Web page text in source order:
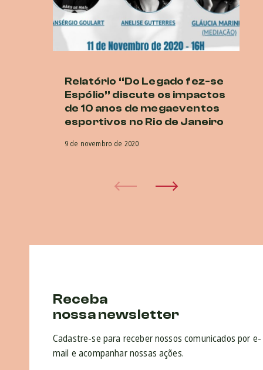
Relatório “Do Legado fez-se
Espólio” discute os impactos
de 10 anos de megaeventos
esportivos no Rio de Janeiro
9 de novembro de 2020
Receba
nossa newsletter
Cadastre-se para receber nossos comunicados por e-
mail e acompanhar nossas ações.